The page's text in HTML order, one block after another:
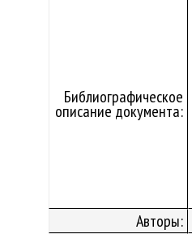
Библиографическое
описание документа:
Авторы: